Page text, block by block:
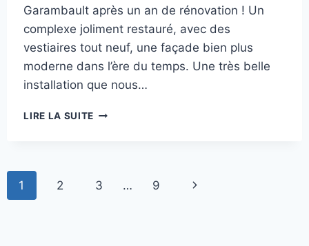
Garambault après un an de rénovation ! Un
complexe joliment restauré, avec des
vestiaires tout neuf, une façade bien plus
moderne dans l’ère du temps. Une très belle
installation que nous…
LIRE LA SUITE 1ÈRE
Navigation
1 2 3 … 9
Page